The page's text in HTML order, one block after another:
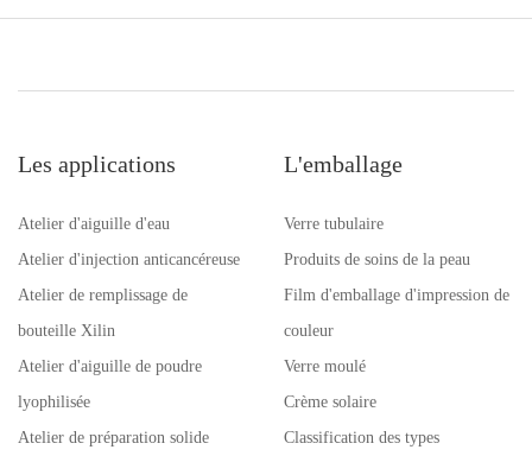
Les applications
Atelier d'aiguille d'eau
Atelier d'injection anticancéreuse
Atelier de remplissage de
bouteille Xilin
Atelier d'aiguille de poudre
lyophilisée
Atelier de préparation solide
L'emballage
Verre tubulaire
Produits de soins de la peau
Film d'emballage d'impression de
couleur
Verre moulé
Crème solaire
Classification des types